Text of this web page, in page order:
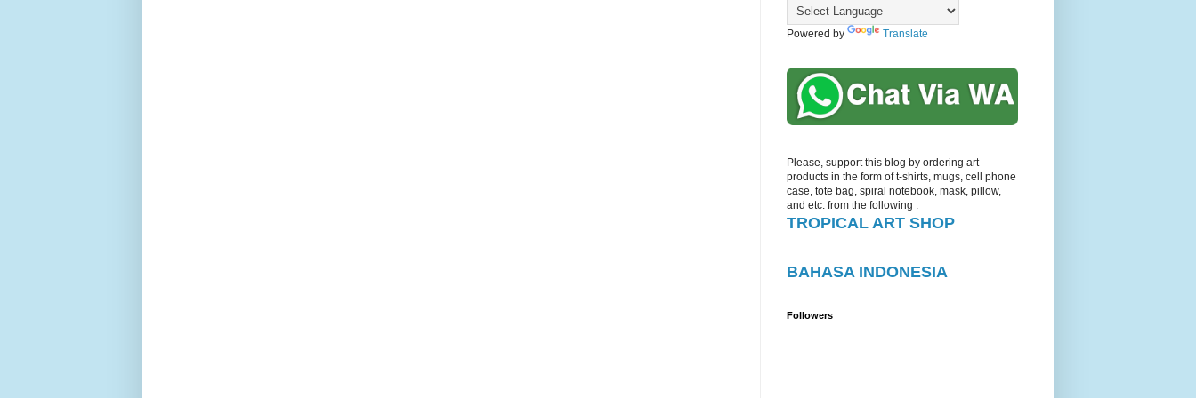
Powered by Translate
Please, support this blog by ordering art
products in the form of t-shirts, mugs, cell phone
case, tote bag, spiral notebook, mask, pillow,
and etc. from the following :
TROPICAL ART SHOP
BAHASA INDONESIA
Followers